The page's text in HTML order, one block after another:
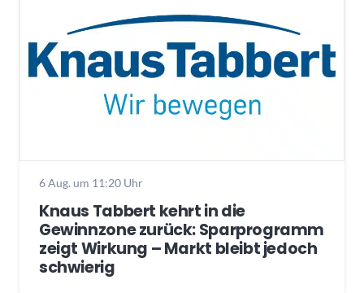
6 Aug. um 11:20 Uhr
Knaus Tabbert kehrt in die
Gewinnzone zurück: Sparprogramm
zeigt Wirkung – Markt bleibt jedoch
schwierig